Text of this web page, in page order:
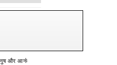
और आनंद एल. राय की मोस्ट अवेटेड फिल्म Tere